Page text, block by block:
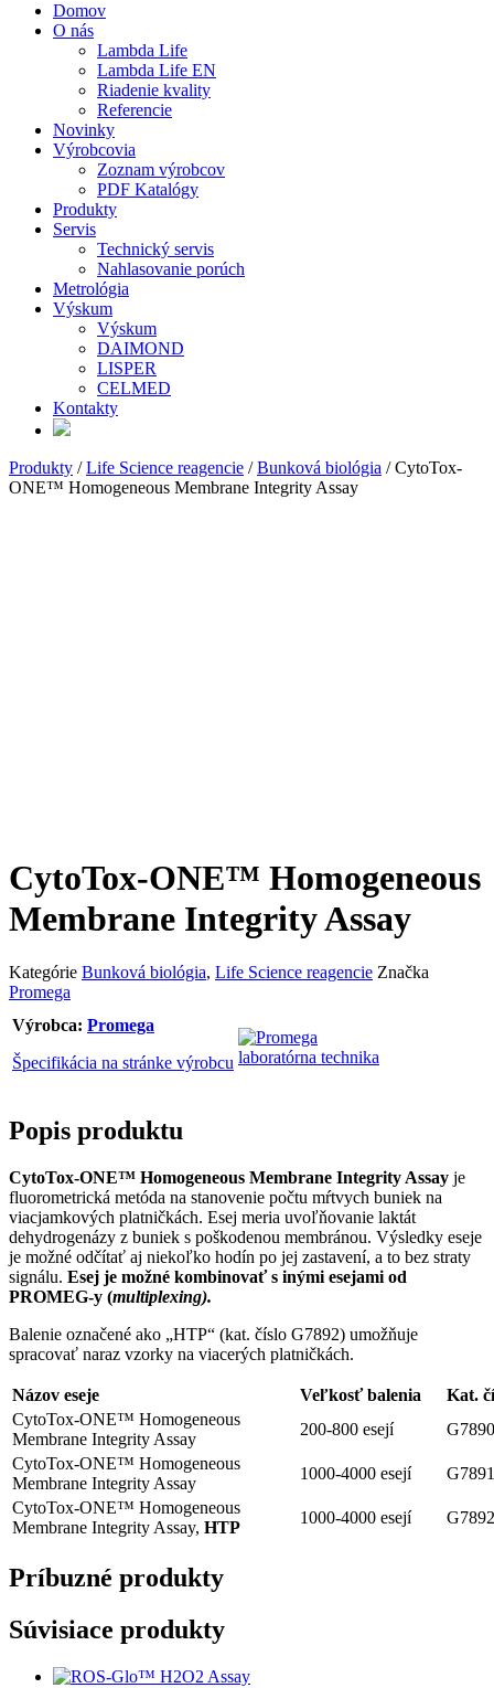
Domov
O nás
Lambda Life
Lambda Life EN
Riadenie kvality
Referencie
Novinky
Výrobcovia
Zoznam výrobcov
PDF Katalógy
Produkty
Servis
Technický servis
Nahlasovanie porúch
Metrológia
Výskum
Výskum
DAIMOND
LISPER
CELMED
Kontakty
Produkty /Life Science reagencie /Bunková biológia / CytoTox-
ONE™ Homogeneous Membrane Integrity Assay
CytoTox-ONE™ Homogeneous
Membrane Integrity Assay
Kategórie Bunková biológia, Life Science reagencie Značka
Promega
Výrobca: Promega
Špecifikácia na stránke výrobcu
Popis produktu
CytoTox-ONE™ Homogeneous Membrane Integrity Assay je
fluorometrická metóda na stanovenie počtu mŕtvych buniek na
viacjamkových platničkách. Esej meria uvoľňovanie laktát
dehydrogenázy z buniek s poškodenou membránou. Výsledky eseje
je možné odčítať aj niekoľko hodín po jej zastavení, a to bez straty
signálu. Esej je možné kombinovať s inými esejami od
PROMEG-y (multiplexing).
Balenie označené ako „HTP“ (kat. číslo G7892) umožňuje
spracovať naraz vzorky na viacerých platničkách.
Názov eseje Veľkosť balenia
Kat.
CytoTox-ONE™ Homogeneous
Membrane Integrity Assay
200-800 esejí
G7890
CytoTox-ONE™ Homogeneous
Membrane Integrity Assay
1000-4000 esejí
G7891
CytoTox-ONE™ Homogeneous
Membrane Integrity Assay, HTP
1000-4000 esejí G7892
Príbuzné produkty
Súvisiace produkty